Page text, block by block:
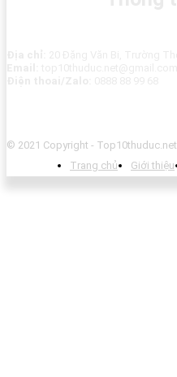
© 2021 Copyright - Top10thuduc.net
Trang chủ
Giới thiệu